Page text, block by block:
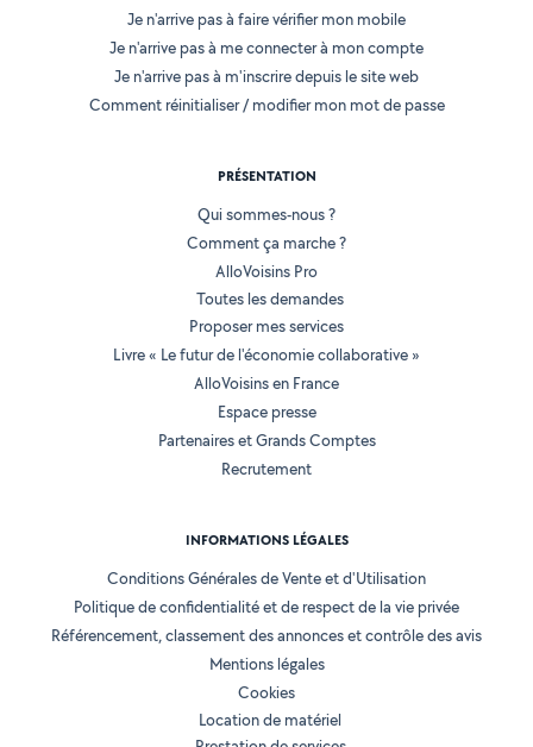
Je n'arrive pas à faire vérifier mon mobile
Je n'arrive pas à me connecter à mon compte
Je n'arrive pas à m'inscrire depuis le site web
Comment réinitialiser / modifier mon mot de passe
PRÉSENTATION
Qui sommes-nous ?
Comment ça marche ?
AlloVoisins Pro
Toutes les demandes
Proposer mes services
Livre « Le futur de l'économie collaborative »
AlloVoisins en France
Espace presse
Partenaires et Grands Comptes
Recrutement
INFORMATIONS LÉGALES
Conditions Générales de Vente et d'Utilisation
Politique de confidentialité et de respect de la vie privée
Référencement, classement des annonces et contrôle des avis
Mentions légales
Cookies
Location de matériel